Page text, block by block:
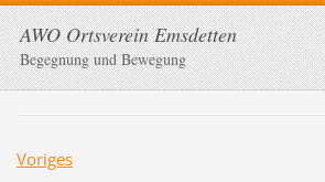
AWO Ortsverein Emsdetten
Begegnung und Bewegung
Voriges